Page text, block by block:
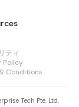
ティ
Policy
Conditions
Tech Pte. Ltd.